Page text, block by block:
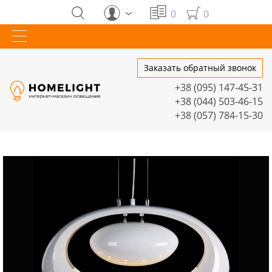
0 0
Заказать обратный звонок
+38 (095) 147-45-31
+38 (044) 503-46-15
+38 (057) 784-15-30